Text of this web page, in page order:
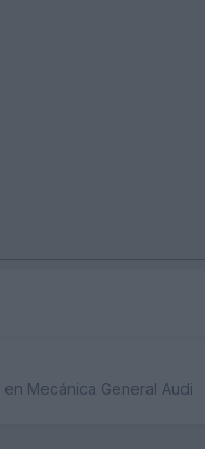
en Mecánica General Audi